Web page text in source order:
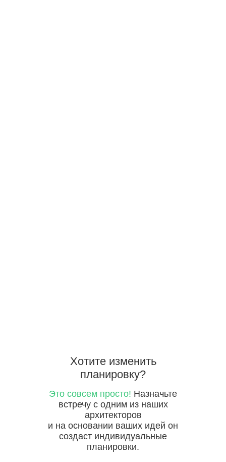
Хотите изменить
планировку?
Это совсем просто! Назначьте
встречу с одним из наших
архитекторов
и на основании ваших идей он
создаст индивидуальные
планировки.